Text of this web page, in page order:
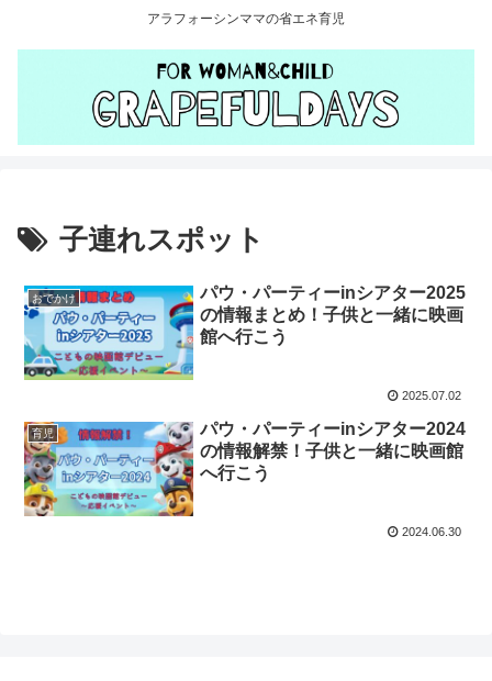
アラフォーシンママの省エネ育児
子連れスポット
おでかけ
パウ・パーティーinシアター2025
の情報まとめ！子供と一緒に映画
館へ行こう
2025.07.02
育児
パウ・パーティーinシアター2024
の情報解禁！子供と一緒に映画館
へ行こう
2024.06.30